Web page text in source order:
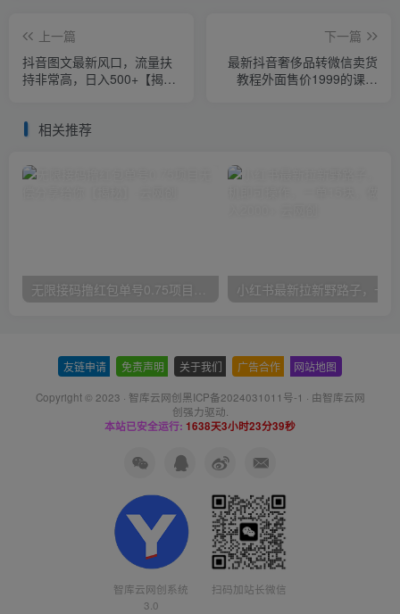
上一篇
抖音图文最新风口，流量扶
持非常高，日入500+【揭
下一篇
最新抖音奢侈品转微信卖货
教程外面售价1999的课程
相关推荐
无限接码撸红包单号0.75项目无偿分享给你【揭秘】
友链申请 免责声明 关于我们 广告合作 网站地图
Copyright © 2023 · 智库云网创黑ICP备2024031011号-1 · 由智库云网
创强力驱动.
本站已安全运行: 1638天3小时23分39秒
智库云网创系统
3.0
扫码加站长微信